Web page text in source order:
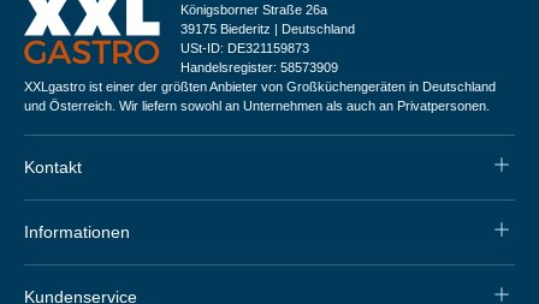
Königsborner Straße 26a
39175 Biederitz | Deutschland
USt-ID: DE321159873
Handelsregister: 58573909
XXLgastro ist einer der größten Anbieter von Großküchengeräten in Deutschland
und Österreich. Wir liefern sowohl an Unternehmen als auch an Privatpersonen.
Kontakt
Informationen
Kundenservice